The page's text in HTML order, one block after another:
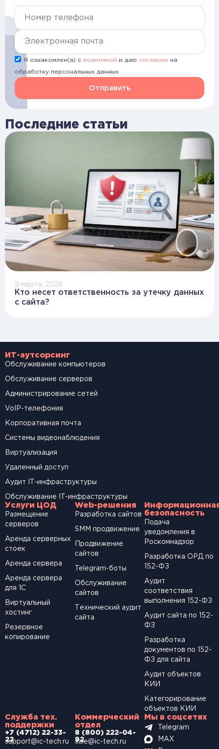
Последние статьи
9 марта, 2026
Кто несет ответственность за утечку данных
с сайта?
Я ознакомлен(а) с политикой и даю согласие на
обработку персональных данных
Отправить
ИТ-аутсорсинг
Обслуживание компьютеров
Обслуживание серверов
Администрирование сетей
VoIP-телефония
Корпоративная почта
Системы видеонаблюдения
Виртуализация
Удаленный доступ
Аудит IT-инфраструктуры
Обслуживание IT-инфраструктуры
Услуги ЦОД
Размещение
серверов
Аренда серверных
стоек
Аренда сервера
Аренда сервера
для 1С
Виртуальный
хостинг
Резервное
копирование
Web-решения
Разработка сайтов
SМM продвижение
Продвижение
сайтов
Telegram-боты
Обслуживание
сайтов
Технический аудит
сайта
безопасность
Подача
уведомления в
Роскомнадзор
Разработка ОРД по
152-ФЗ
Аудит
соответствия
выполнения 152-ФЗ
Аудит сайта по 152-
ФЗ
Разработка
документов по 152-
ФЗ для сайта
Аудит объектов
КИИ
Категорирование
объектов КИИ
Служба тех.
поддержки
+7 (4712) 22-33-
22
support@ic-tech.ru
Коммерческий
отдел
8 (800) 222-04-
92
sale@ic-tech.ru
Мы в соцсетях
Telegram
MAX